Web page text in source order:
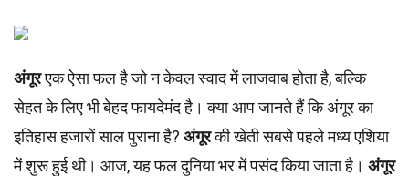
अंगूरएक ऐसा फल है जो न केवल स्वाद में लाजवाब होता है, बल्कि
सेहत के लिए भी बेहद फायदेमंद है। क्या आप जानते हैं कि अंगूर का
इतिहास हजारों साल पुराना है? अंगूरकी खेती सबसे पहले मध्य एशिया
में शुरू हुई थी। आज, यह फल दुनिया भर में पसंद किया जाता है। अंगूर